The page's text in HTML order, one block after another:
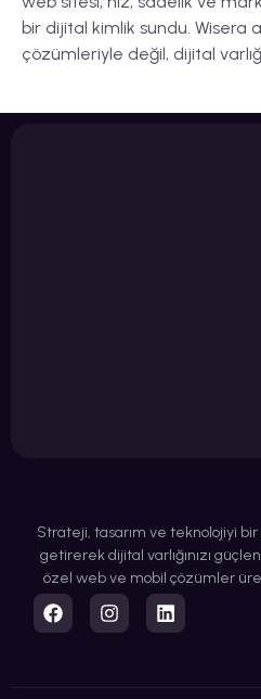
bir dijital kimlik sundu. Wisera
çözümleriyle değil, dijital
Strateji, tasarım ve teknolojiyi bir
getirerek dijital varlığınızı
özel web ve mobil çözümler